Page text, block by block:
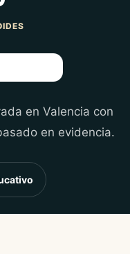
en Valencia con
en evidencia.